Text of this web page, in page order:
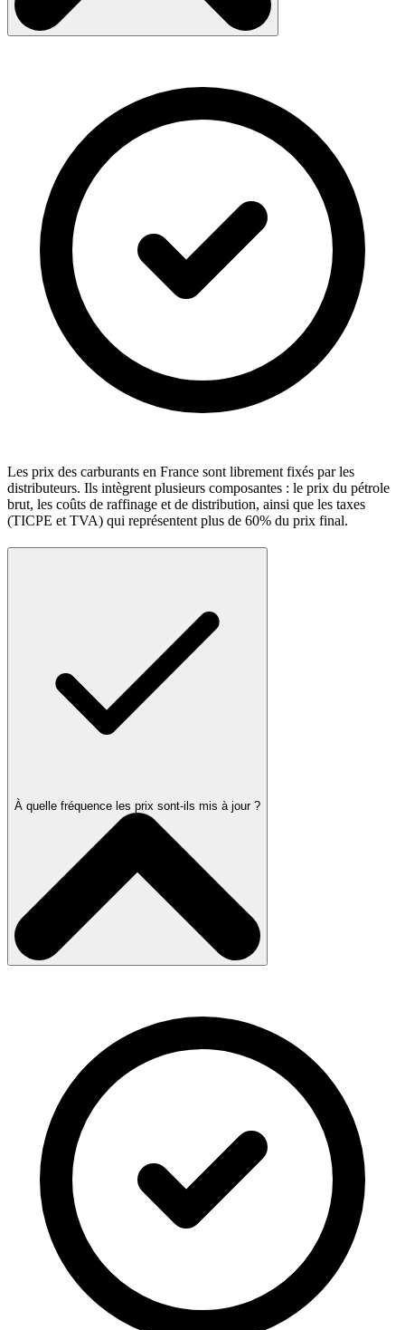
Les prix des carburants en France sont librement fixés par les
distributeurs. Ils intègrent plusieurs composantes : le prix du pétrole
brut, les coûts de raffinage et de distribution, ainsi que les taxes
(TICPE et TVA) qui représentent plus de 60% du prix final.
À quelle fréquence les prix sont-ils mis à jour ?